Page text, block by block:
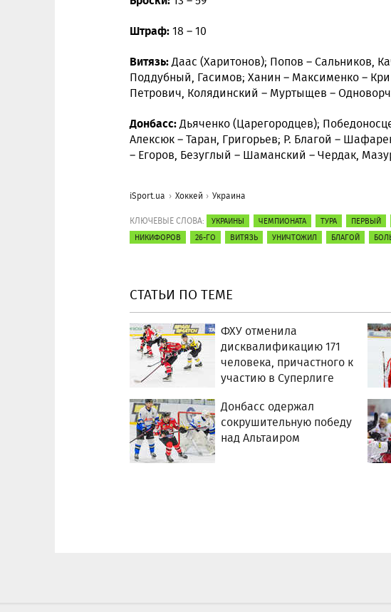
Штраф:18 – 10
Витязь:Даас (Харитонов); Попов – Сальников,
Поддубный, Гасимов; Ханин – Максименко –
Петрович, Колядинский – Муртыщев –
Донбасс:Дьяченко (Царегородцев);
Алексюк – Таран, Григорьев; Р. Благой –
– Егоров, Безуглый – Шаманский – Чердак,
iSport.ua Хоккей Украина
КЛЮЧЕВЫЕ СЛОВА: УКРАИНЫ ЧЕМПИОНАТА ТУРА ПЕРВЫЙ
НИКИФОРОВ
26-ГО ВИТЯЗЬ УНИЧТОЖИЛ БЛАГОЙ
СТАТЬИ ПО ТЕМЕ
ФХУ отменила
дисквалификацию 171
человека, причастного к
участию в Суперлиге
Донбасс одержал
сокрушительную победу
над Альтаиром